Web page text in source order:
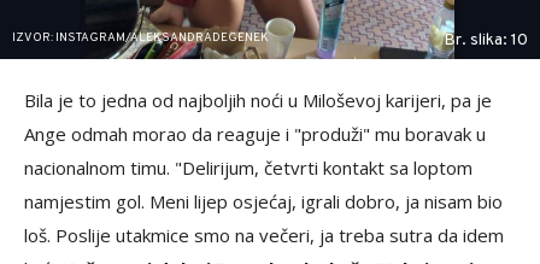
IZVOR: INSTAGRAM/ALEKSANDRADEGENEK Br. slika: 10
Bila je to jedna od najboljih noći u Miloševoj karijeri, pa je
Ange odmah morao da reaguje i "produži" mu boravak u
nacionalnom timu. "Delirijum, četvrti kontakt sa loptom
namjestim gol. Meni lijep osjećaj, igrali dobro, ja nisam bio
loš. Poslije utakmice smo na večeri, ja treba sutra da idem